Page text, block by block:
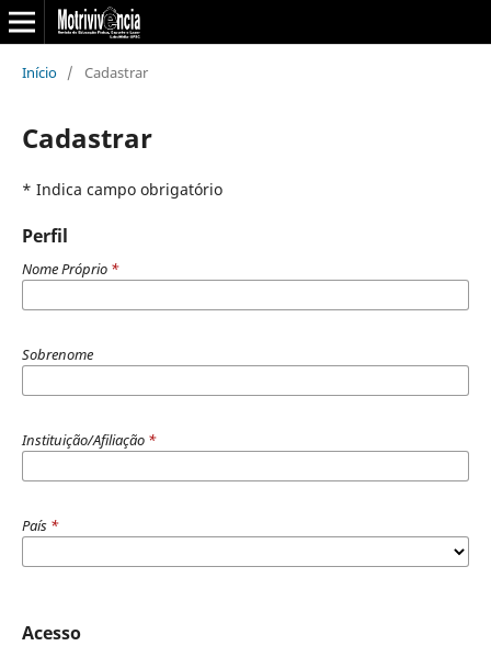
Início / Cadastrar
Cadastrar
* Indica campo obrigatório
Perfil
Nome Próprio *
Sobrenome
Instituição/Afiliação *
País *
Acesso